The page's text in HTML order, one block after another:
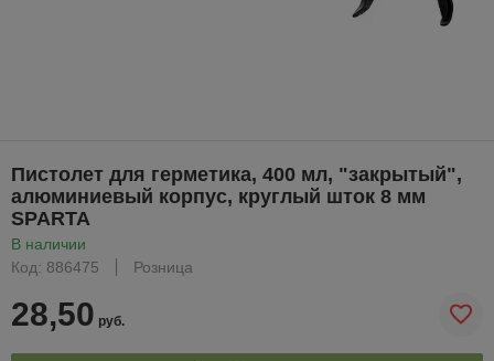
Пистолет для герметика, 400 мл, "закрытый",
алюминиевый корпус, круглый шток 8 мм
SPARTA
В наличии
Код: 886475
Розница
28,50 руб.